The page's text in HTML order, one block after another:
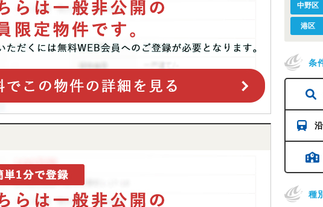
中野区
港区
条
種